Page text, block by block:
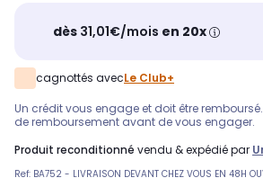
dès 31,01€/mois en 20x
cagnottés avecLe Club+
Un crédit vous engage et doit être
de remboursement avant de vous engager.
produit reconditionné vendu & expédié par
Ref: BA752 - LIVRAISON DEVANT CHEZ VOUS EN 48H